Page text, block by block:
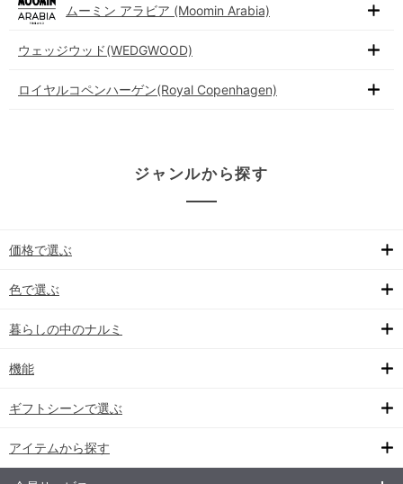
ムーミン アラビア (Moomin Arabia)
ウェッジウッド(WEDGWOOD)
ロイヤルコペンハーゲン(Royal Copenhagen)
ジャンルから探す
価格で選ぶ
色で選ぶ
暮らしの中のナルミ
機能
ギフトシーンで選ぶ
アイテムから探す